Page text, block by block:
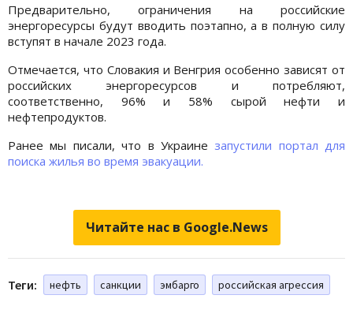
Предварительно, ограничения на российские
энергоресурсы будут вводить поэтапно, а в полную силу
вступят в начале 2023 года.
Отмечается, что Словакия и Венгрия особенно зависят от
российских энергоресурсов и потребляют,
соответственно, 96% и 58% сырой нефти и
нефтепродуктов.
Ранее мы писали, что в Украине запустили портал для
поиска жилья во время эвакуации.
Читайте нас в Google.News
Теги: нефть санкции эмбарго российская агрессия